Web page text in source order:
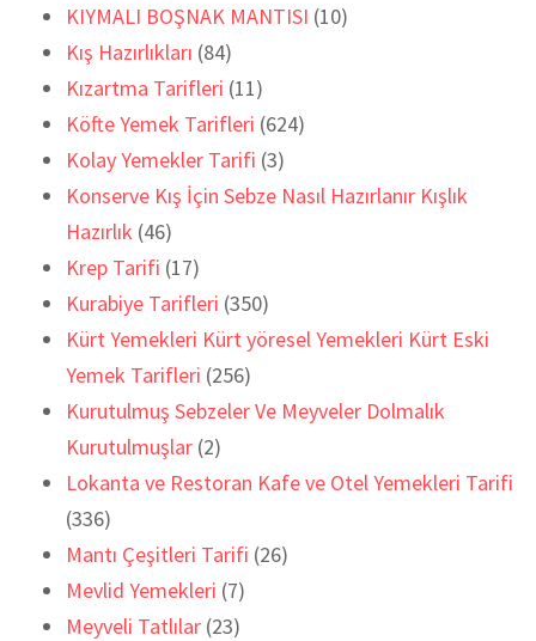
KIYMALI BOŞNAK MANTISI (10)
Kış Hazırlıkları (84)
Kızartma Tarifleri (11)
Köfte Yemek Tarifleri (624)
Kolay Yemekler Tarifi (3)
Konserve Kış İçin Sebze Nasıl Hazırlanır Kışlık
Hazırlık (46)
Krep Tarifi (17)
Kurabiye Tarifleri (350)
Kürt Yemekleri Kürt yöresel Yemekleri Kürt Eski
Yemek Tarifleri (256)
Kurutulmuş Sebzeler Ve Meyveler Dolmalık
Kurutulmuşlar (2)
Lokanta ve Restoran Kafe ve Otel Yemekleri Tarifi
(336)
Mantı Çeşitleri Tarifi (26)
Mevlid Yemekleri (7)
Meyveli Tatlılar (23)